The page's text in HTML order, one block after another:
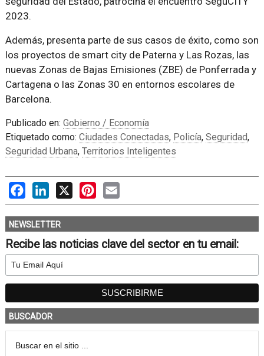
2023.
Además, presenta parte de sus casos de éxito, como son
los proyectos de smart city de Paterna y Las Rozas, las
nuevas Zonas de Bajas Emisiones (ZBE) de Ponferrada y
Cartagena o las Zonas 30 en entornos escolares de
Barcelona.
Publicado en: Gobierno / Economía
Etiquetado como: Ciudades Conectadas, Policía, Seguridad,
Seguridad Urbana, Territorios Inteligentes
FacebookLinkedIn
X PinterestEmail
NEWSLETTER
Recibe las noticias clave del sector en tu email:
BUSCADOR